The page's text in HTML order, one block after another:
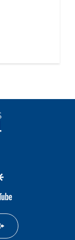
google
youtube-